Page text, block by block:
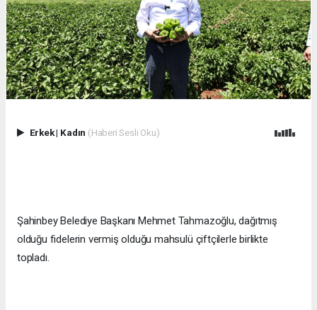
Erkek| Kadın (Haberi Sesli Oku)
Şahinbey Belediye Başkanı Mehmet Tahmazoğlu, dağıtmış
olduğu fidelerin vermiş olduğu mahsulü çiftçilerle birlikte
topladı.